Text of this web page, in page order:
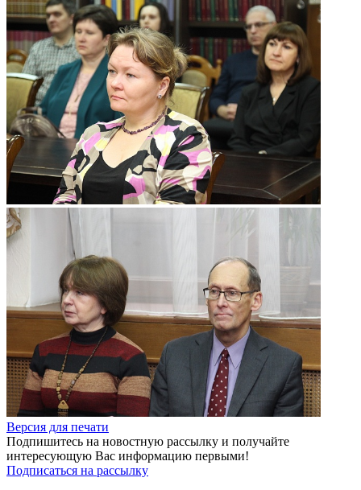
Версия для печати
Подпишитесь на новостную рассылку и получайте
интересующую Вас информацию первыми!
Подписаться на рассылку